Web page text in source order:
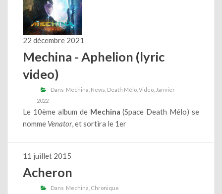
22 décembre 2021
Mechina - Aphelion (lyric
video)
Dans Mechina News Death Mélo Video Janvier
2022
Le 10ème album de Mechina (Space Death Mélo) se
nomme Venator, et sortira le 1er
11 juillet 2015
Acheron
Dans Mechina Chronique